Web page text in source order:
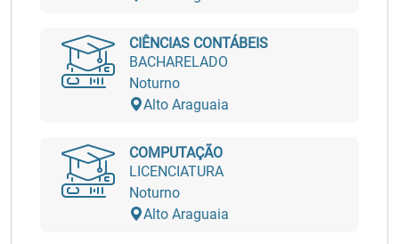
CIÊNCIAS CONTÁBEIS
BACHARELADO
Noturno
Alto Araguaia
COMPUTAÇÃO
LICENCIATURA
Noturno
Alto Araguaia